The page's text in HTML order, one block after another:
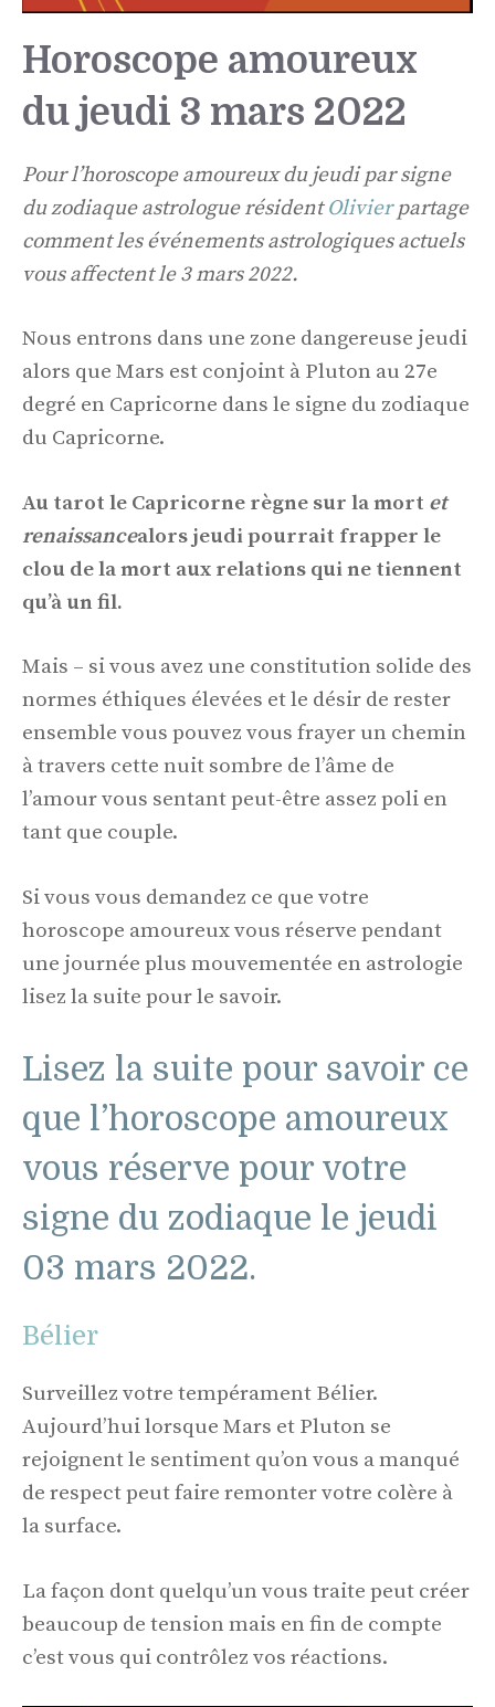
Horoscope amoureux
du jeudi 3 mars 2022
Pour l’horoscope amoureux du jeudi par signe
du zodiaque astrologue résidentOlivierpartage
comment les événements astrologiques actuels
vous affectent le 3 mars 2022.
Nous entrons dans une zone dangereuse jeudi
alors que Mars est conjoint à Pluton au 27e
degré en Capricorne dans le signe du zodiaque
du Capricorne.
Au tarot le Capricorne règne sur la mort et
renaissancealors jeudi pourrait frapper le
clou de la mort aux relations qui ne tiennent
qu’à un fil.
Mais – si vous avez une constitution solide des
normes éthiques élevées et le désir de rester
ensemble vous pouvez vous frayer un chemin
à travers cette nuit sombre de l’âme de
l’amour vous sentant peut-être assez poli en
tant que couple.
Si vous vous demandez ce que votre
horoscope amoureux vous réserve pendant
une journée plus mouvementée en astrologie
lisez la suite pour le savoir.
Lisez la suite pour savoir ce
que l’horoscope amoureux
vous réserve pour votre
signe du zodiaque le jeudi
03 mars 2022.
Bélier
Surveillez votre tempérament Bélier.
Aujourd’hui lorsque Mars et Pluton se
rejoignent le sentiment qu’on vous a manqué
de respect peut faire remonter votre colère à
la surface.
La façon dont quelqu’un vous traite peut créer
beaucoup de tension mais en fin de compte
c’est vous qui contrôlez vos réactions.